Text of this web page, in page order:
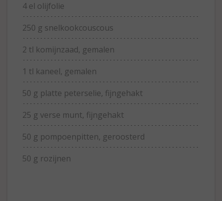
4 el olijfolie
250 g snelkookcouscous
2 tl komijnzaad, gemalen
1 tl kaneel, gemalen
50 g platte peterselie, fijngehakt
25 g verse munt, fijngehakt
50 g pompoenpitten, geroosterd
50 g rozijnen